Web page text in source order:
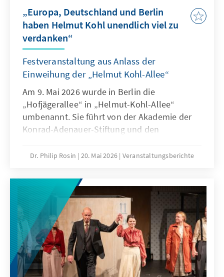
„Europa, Deutschland und Berlin
haben Helmut Kohl unendlich viel zu
verdanken“
Festveranstaltung aus Anlass der
Einweihung der „Helmut Kohl-Allee“
Am 9. Mai 2026 wurde in Berlin die
„Hofjägerallee“ in „Helmut-Kohl-Allee“
umbenannt. Sie führt von der Akademie der
Konrad-Adenauer-Stiftung und den
Dr. Philip Rosin 20. Mai 2026 Veranstaltungsberichte